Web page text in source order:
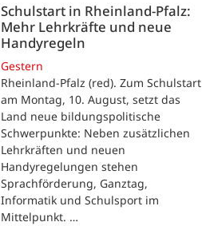
Schulstart in Rheinland-Pfalz:
Mehr Lehrkräfte und neue
Handyregeln
Gestern
Rheinland-Pfalz (red). Zum Schulstart
am Montag, 10. August, setzt das
Land neue bildungspolitische
Schwerpunkte: Neben zusätzlichen
Lehrkräften und neuen
Handyregelungen stehen
Sprachförderung, Ganztag,
Informatik und Schulsport im
Mittelpunkt. …